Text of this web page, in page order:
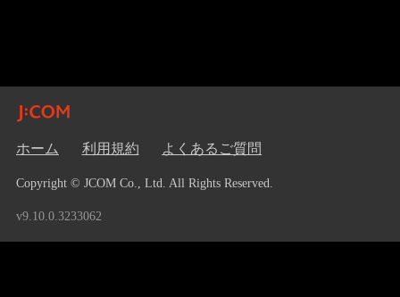
ホーム 利用規約 よくあるご質問
Copyright © JCOM Co., Ltd. All Rights Reserved.
v9.10.0.3233062